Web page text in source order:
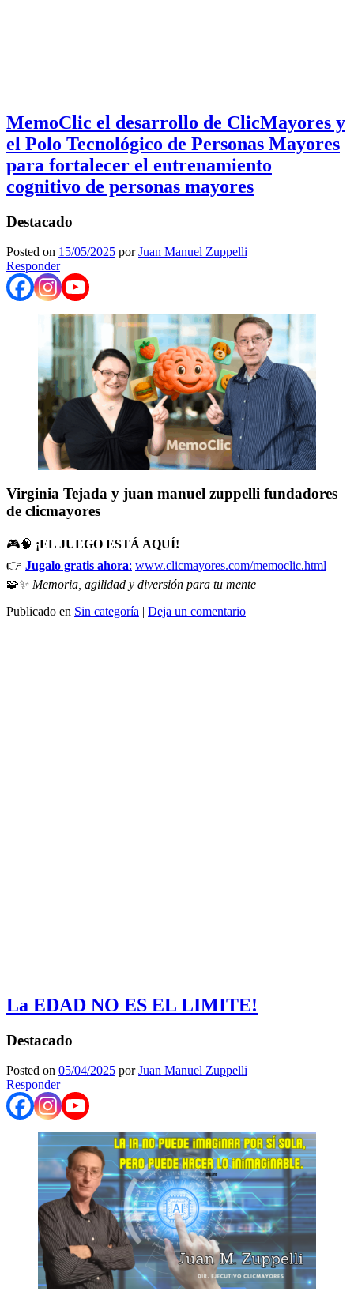
MemoClic el desarrollo de ClicMayores y
el Polo Tecnológico de Personas Mayores
para fortalecer el entrenamiento
cognitivo de personas mayores
Destacado
Posted on 15/05/2025 porJuan Manuel Zuppelli
Responder
Virginia Tejada y juan manuel zuppelli fundadores
de clicmayores
🎮🧠 ¡EL JUEGO ESTÁ AQUÍ!
👉 Jugalo gratis ahora: www.clicmayores.com/memoclic.html
🧩✨ Memoria, agilidad y diversión para tu mente
Publicado en Sin categoría | Deja un comentario
La EDAD NO ES EL LIMITE!
Destacado
Posted on 05/04/2025 porJuan Manuel Zuppelli
Responder